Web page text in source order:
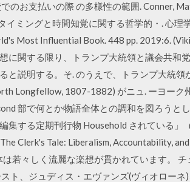
のお支払いの際 の多様性の範囲. Conner,
イミングと時間知覚に関する哲学的・. 心
Most Influential Book. 448 pp. 2019:6.
に関する限り、トランプ大統領と議会共和
と説明する。そ. のうえで、トランプ大統
Longfellow, 1807-1882) がニュ. ーヨーク
部で何とか物語全体との調和を図ろうと
集する定期刊行物 Household されている
Clerk's Tale: Liberalism, Accountability,
若々しく流麗な楽想が貫かれています。
ト、ジュディス・エヴァンズ(ヴィオロー